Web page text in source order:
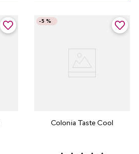
Colonia Taste Cool
-5 %